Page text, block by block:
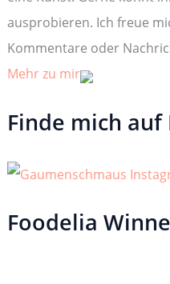
ausprobieren. Ich freue
Kommentare oder
Mehr zu mir
Finde mich
Foodelia